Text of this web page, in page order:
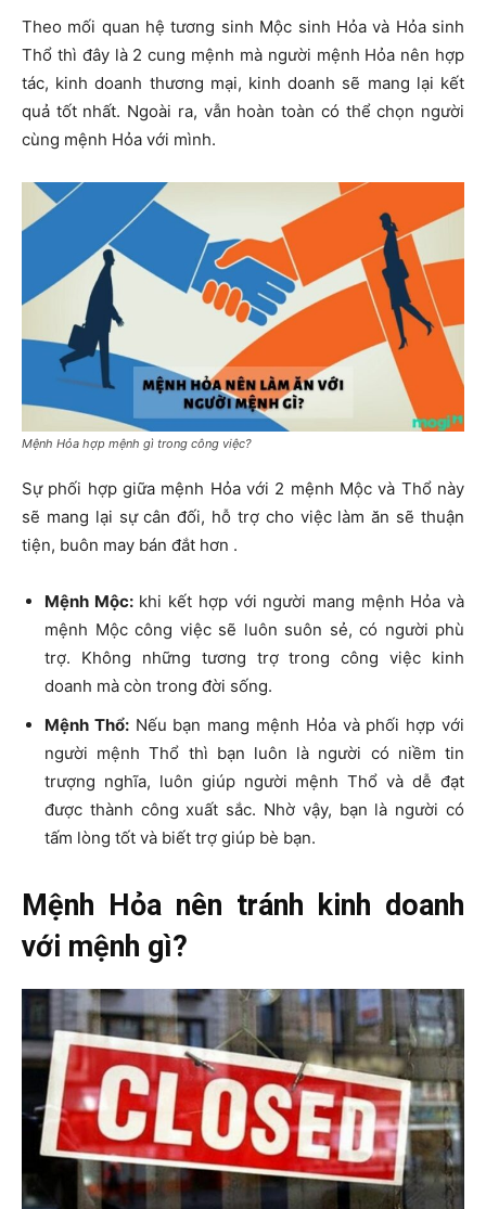
Theo mối quan hệ tương sinh Mộc sinh Hỏa và Hỏa sinh
Thổ thì đây là 2 cung mệnh mà người mệnh Hỏa nên hợp
tác, kinh doanh thương mại, kinh doanh sẽ mang lại kết
quả tốt nhất. Ngoài ra, vẫn hoàn toàn có thể chọn người
cùng mệnh Hỏa với mình.
Mệnh Hỏa hợp mệnh gì trong công việc?
Sự phối hợp giữa mệnh Hỏa với 2 mệnh Mộc và Thổ này
sẽ mang lại sự cân đối, hỗ trợ cho việc làm ăn sẽ thuận
tiện, buôn may bán đắt hơn .
Mệnh Mộc:khi kết hợp với người mang mệnh Hỏa và
mệnh Mộc công việc sẽ luôn suôn sẻ, có người phù
trợ. Không những tương trợ trong công việc kinh
doanh mà còn trong đời sống.
Mệnh Thổ:Nếu bạn mang mệnh Hỏa và phối hợp với
người mệnh Thổ thì bạn luôn là người có niềm tin
trượng nghĩa, luôn giúp người mệnh Thổ và dễ đạt
được thành công xuất sắc. Nhờ vậy, bạn là người có
tấm lòng tốt và biết trợ giúp bè bạn.
Mệnh Hỏa nên tránh kinh doanh
với mệnh gì?